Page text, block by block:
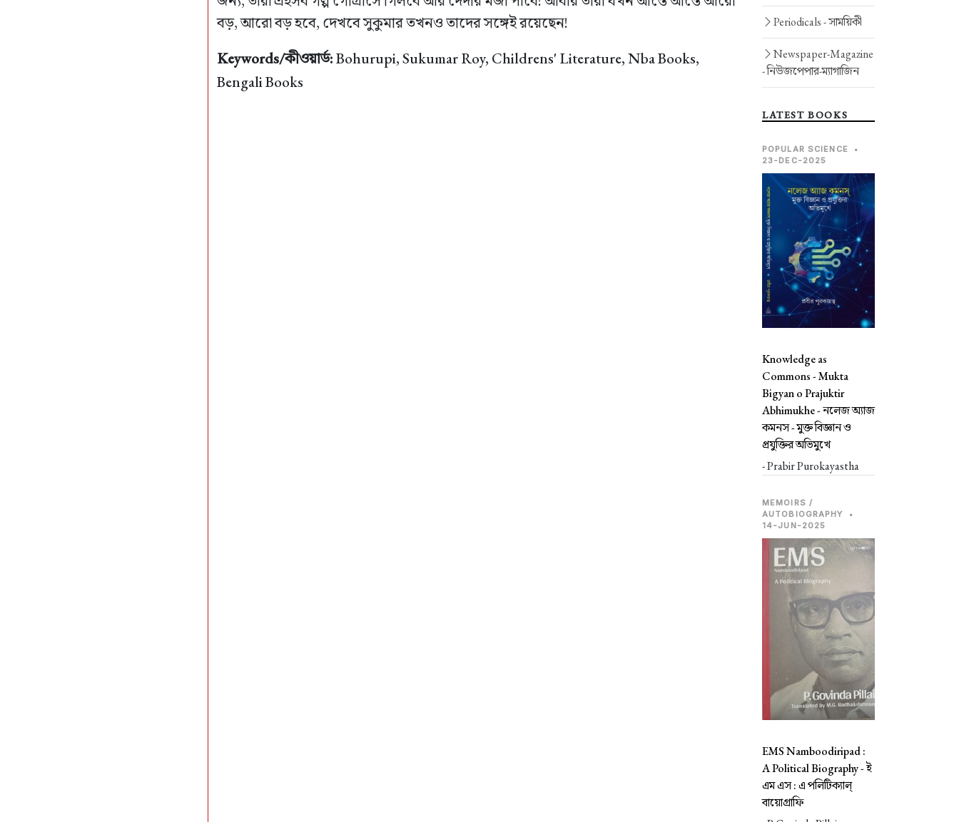
বড়, আরো বড় হবে, দেখবে সুকুমার তখনও তাদের সঙ্গেই রয়েছেন!
Keywords/কীওয়ার্ড:Bohurupi, Sukumar Roy, Childrens' Literature, Nba Books,
Bengali Books
Periodicals -সাময়িকী
Newspaper-Magazine
-নিউজপেপার-ম্যাগাজিন
LATEST BOOKS
POPULAR SCIENCE
•
23-DEC-2025
Knowledge as
Commons - Mukta
Bigyan o Prajuktir
Abhimukhe -নলেজ অ্যাজ
কমনস - মুক্ত বিজ্ঞান ও
প্রযুক্তির অভিমুখে
- Prabir Purokayastha
MEMOIRS /
AUTOBIOGRAPHY
•
14-JUN-2025
EMS Namboodiripad :
A Political Biography -ই
এম এস : এ পলিটিক্যাল্
বায়োগ্রাফি